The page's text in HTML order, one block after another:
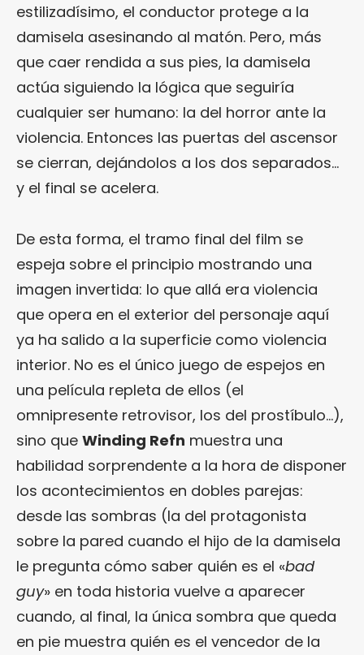
estilizadísimo, el conductor protege a la
damisela asesinando al matón. Pero, más
que caer rendida a sus pies, la damisela
actúa siguiendo la lógica que seguiría
cualquier ser humano: la del horror ante la
violencia. Entonces las puertas del ascensor
se cierran, dejándolos a los dos separados…
y el final se acelera.
De esta forma, el tramo final del film se
espeja sobre el principio mostrando una
imagen invertida: lo que allá era violencia
que opera en el exterior del personaje aquí
ya ha salido a la superficie como violencia
interior. No es el único juego de espejos en
una película repleta de ellos (el
omnipresente retrovisor, los del prostíbulo…),
sino que Winding Refn muestra una
habilidad sorprendente a la hora de disponer
los acontecimientos en dobles parejas:
desde las sombras (la del protagonista
sobre la pared cuando el hijo de la damisela
le pregunta cómo saber quién es el «bad
guy» en toda historia vuelve a aparecer
cuando, al final, la única sombra que queda
en pie muestra quién es el vencedor de la